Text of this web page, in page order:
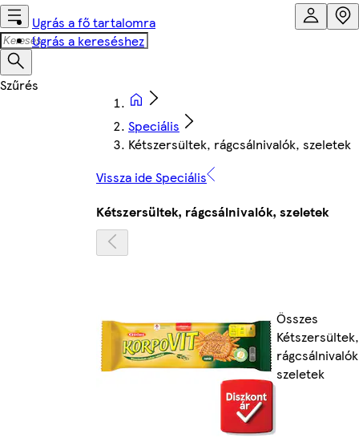
Ugrás a fő tartalomra
Ugrás a kereséshez
Speciális
Kétszersültek, rágcsálnivalók, szeletek
Vissza ide Speciális
Kétszersültek, rágcsálnivalók, szeletek
Összes
Kétszersültek,
szeletek